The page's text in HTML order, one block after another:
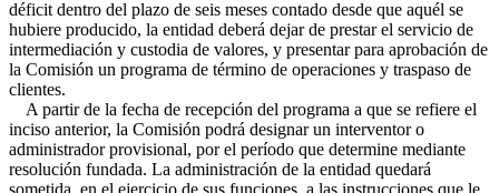
déficit dentro del plazo de seis meses contado desde que aquél se
hubiere producido, la entidad deberá dejar de prestar el servicio de
intermediación y custodia de valores, y presentar para aprobación de
la Comisión un programa de término de operaciones y traspaso de
clientes.
A partir de la fecha de recepción del programa a que se refiere el
inciso anterior, la Comisión podrá designar un interventor o
administrador provisional, por el período que determine mediante
resolución fundada. La administración de la entidad quedará
sometida, en el ejercicio de sus funciones, a las instrucciones que le